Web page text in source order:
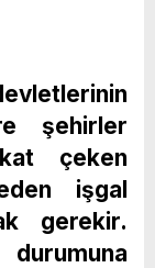
şehirler
çeken
işgal
gerekir.